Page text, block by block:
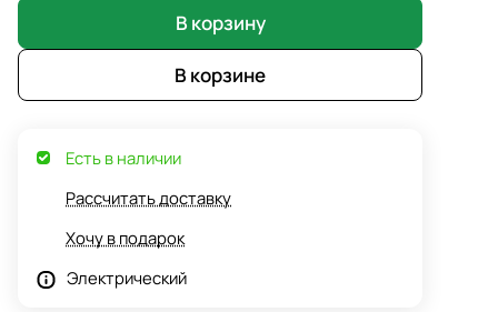
В корзину
В корзине
Есть в наличии
Рассчитать доставку
Хочу в подарок
Электрический